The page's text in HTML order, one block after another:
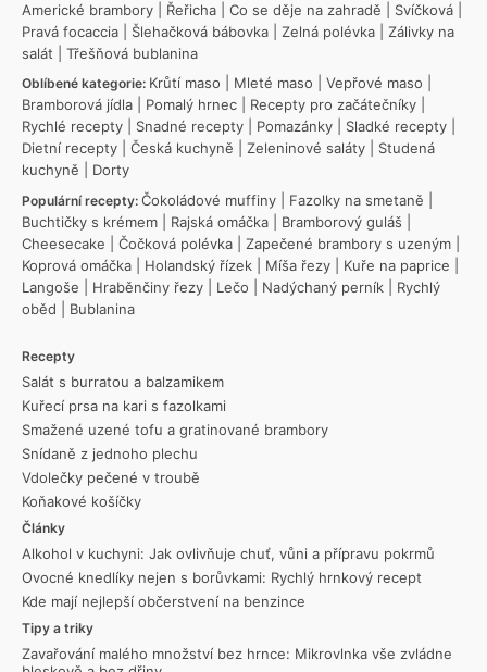
Americké brambory
Řeřicha Co se děje na zahradě Svíčková
Pravá focaccia
Šlehačková bábovka Zelná polévka
Zálivky na
salát
Třešňová bublanina
Oblíbené kategorie: Krůtí maso Mleté maso Vepřové maso
Bramborová jídla
Pomalý hrnec Recepty pro začátečníky
Rychlé recepty
Snadné recepty Pomazánky Sladké recepty
Dietní recepty
Česká kuchyně Zeleninové saláty
Studená
kuchyně
Dorty
Populární recepty: Čokoládové muffiny Fazolky na smetaně
Buchtičky s krémem
Rajská omáčka Bramborový guláš
Cheesecake
Čočková polévka Zapečené brambory s uzeným
Koprová omáčka
Holandský řízek Míša řezy Kuře na paprice
Langoše
Hraběnčiny řezy Lečo Nadýchaný perník
Rychlý
oběd
Bublanina
Recepty
Salát s burratou a balzamikem
Kuřecí prsa na kari s fazolkami
Smažené uzené tofu a gratinované brambory
Snídaně z jednoho plechu
Vdolečky pečené v troubě
Koňakové košíčky
Články
Alkohol v kuchyni: Jak ovlivňuje chuť, vůni a přípravu pokrmů
Ovocné knedlíky nejen s borůvkami: Rychlý hrnkový recept
Kde mají nejlepší občerstvení na benzince
Tipy a triky
Zavařování malého množství bez hrnce: Mikrovlnka vše zvládne